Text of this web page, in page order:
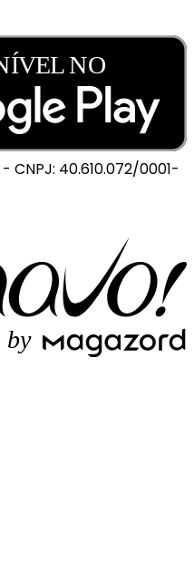
- CNPJ: 40.610.072/0001-
by